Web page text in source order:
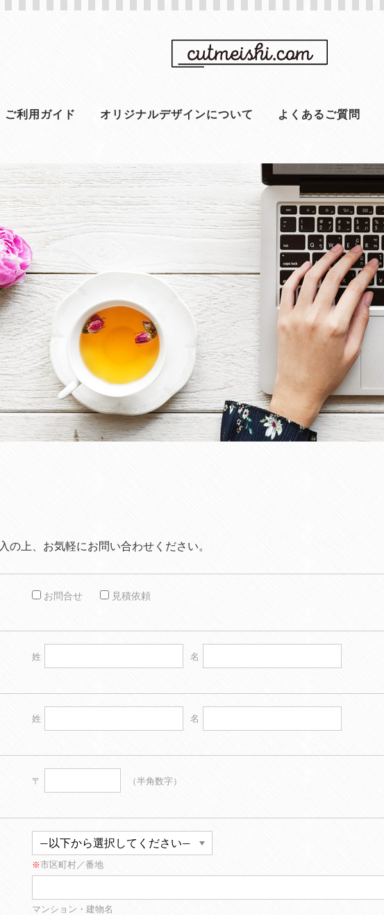
ご利用ガイド オリジナルデザインについて よくあるご質問
の上、お気軽にお問い合わせください。
お問合せ 見積依頼
姓 名
姓 名
〒 （半角数字）
※市区町村／番地
マンション・建物名